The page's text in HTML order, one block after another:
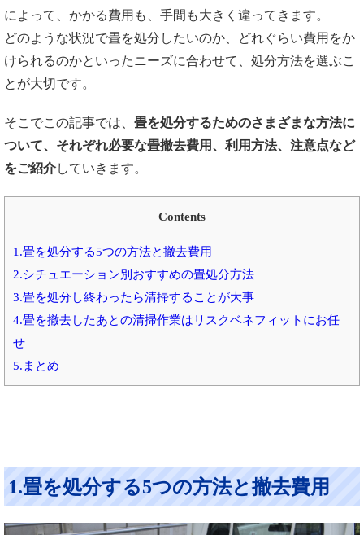
によって、かかる費用も、手間も大きく違ってきます。
どのような状況で畳を処分したいのか、どれぐらい費用をか
けられるのかといったニーズに合わせて、処分方法を選ぶこ
とが大切です。
そこでこの記事では、 畳を処分するためのさまざまな方法に
ついて、それぞれ必要な畳撤去費用、利用方法、注意点など
をご紹介していきます。
Contents
1.畳を処分する5つの方法と撤去費用
2.シチュエーション別おすすめの畳処分方法
3.畳を処分し終わったら清掃することが大事
4.畳を撤去したあとの清掃作業はリスクベネフィットにお任
せ
5.まとめ
1.畳を処分する5つの方法と撤去費用